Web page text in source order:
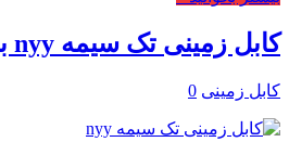
کابل زمینی تک سیمه nyy بهترین قیمت بازار
کابل زمینی 0